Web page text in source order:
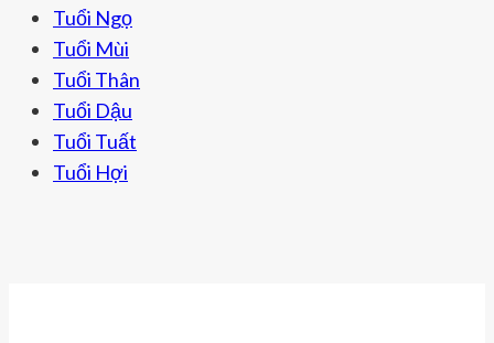
Tuổi Ngọ
Tuổi Mùi
Tuổi Thân
Tuổi Dậu
Tuổi Tuất
Tuổi Hợi